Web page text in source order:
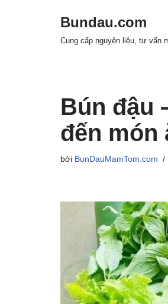
Bundau.com
Cung cấp nguyên liệu, tư vấn
Bún đậu
đến món
bởi BunDauMamTom.com